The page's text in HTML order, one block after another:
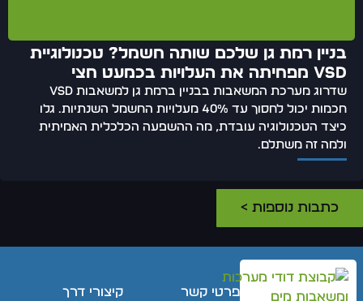
בניין רמת גן שלכם שותה חשמל? טכנולוגיית
VSD מפחיתה את העלויות בכמעט חצי
שדרוג מערכת המשאבות בבניין ברמת גן למשאבות VSD
חכמות יכול לחסוך עד 40% מעלויות החשמל השנתיות. גלו
כיצד הטכנולוגיה עובדת, מה ההשפעה הכלכלית האמיתית
ולמה זה משתלם.
כתבות נוספות >
פרטי קשר
קיצורי דרך